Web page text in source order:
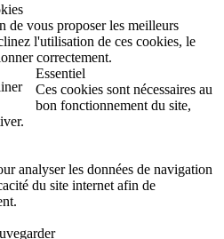
de vous proposer les meilleurs
l'utilisation de ces cookies, le
correctement.
Essentiel
Ces cookies sont nécessaires au
bon fonctionnement du site,
analyser les données de navigation
du site internet afin de